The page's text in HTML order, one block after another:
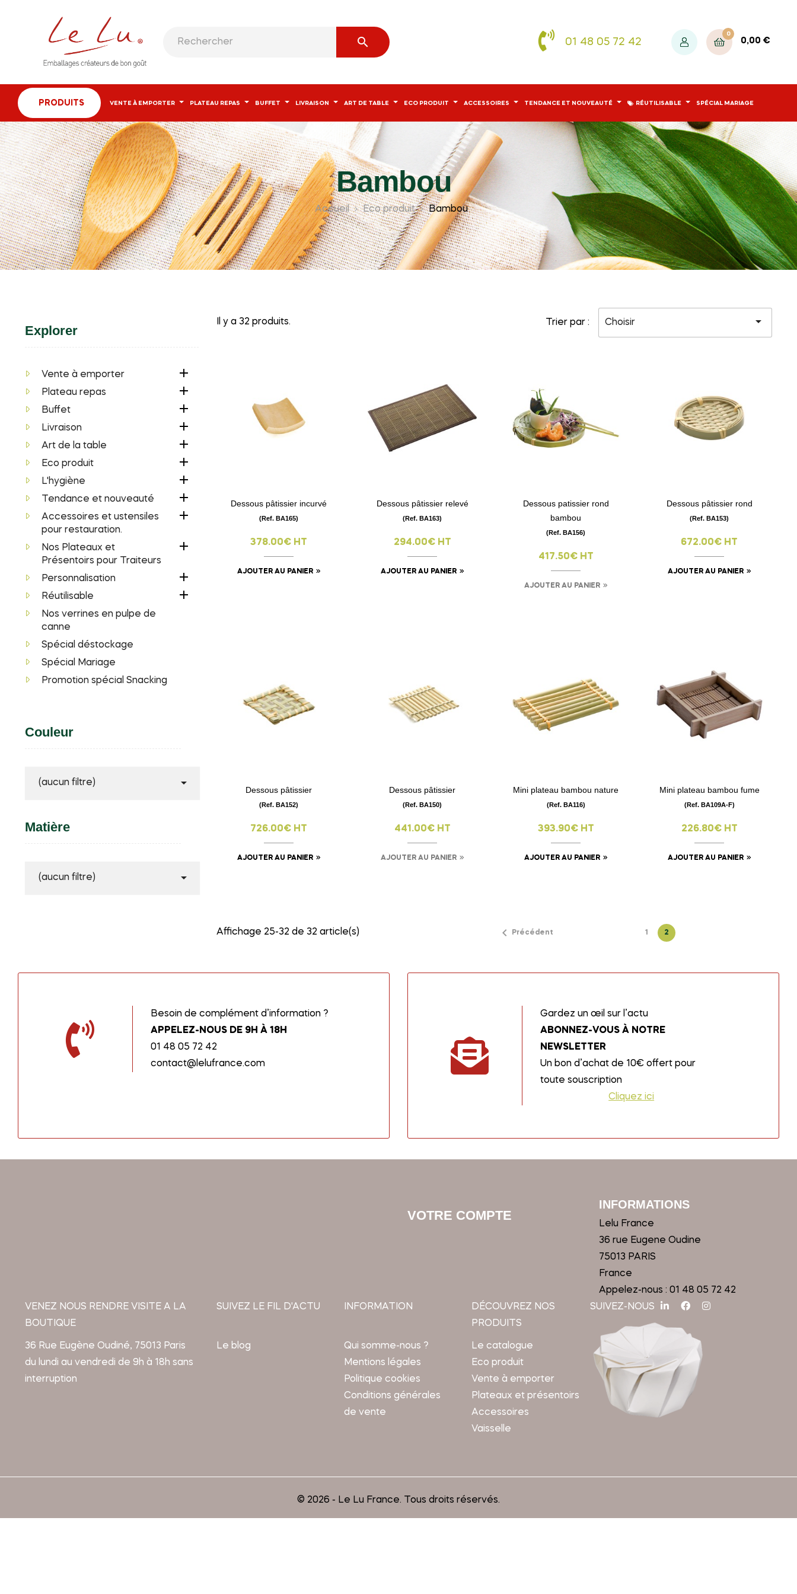
 01 48 05 72 42
0
0,00 €
PRODUITS VENTE À EMPORTER PLATEAU REPAS BUFFET LIVRAISON ART DE TABLE ECO PRODUIT ACCESSOIRES TENDANCE ET NOUVEAUTÉ RÉUTILISABLE SPÉCIAL MARIAGE
Bambou
Accueil Eco produit Bambou
Explorer
Vente à emporter 
Plateau repas 
Buffet 
Livraison 
Art de la table 
Eco produit 
L'hygiène 
Tendance et nouveauté 
Accessoires et ustensiles
pour restauration.

Nos Plateaux et
Présentoirs pour Traiteurs

Personnalisation 
Réutilisable 
Nos verrines en pulpe de
canne
Spécial déstockage
Spécial Mariage
Promotion spécial Snacking
Couleur
(aucun filtre) 
Matière
(aucun filtre) 
Il y a 32 produits. Trier par : Choisir 
Dessous pâtissier incurvé
(Ref. BA165)
378.00€ HT
AJOUTER AU PANIER
Dessous pâtissier relevé
(Ref. BA163)
294.00€ HT
AJOUTER AU PANIER
Dessous patissier rond
bambou
(Ref. BA156)
417.50€ HT
AJOUTER AU PANIER
Dessous pâtissier rond
(Ref. BA153)
672.00€ HT
AJOUTER AU PANIER
Dessous pâtissier
(Ref. BA152)
726.00€ HT
AJOUTER AU PANIER
Dessous pâtissier
(Ref. BA150)
441.00€ HT
AJOUTER AU PANIER
Mini plateau bambou nature
(Ref. BA116)
393.90€ HT
AJOUTER AU PANIER
Mini plateau bambou fume
(Ref. BA109A-F)
226.80€ HT
AJOUTER AU PANIER
Affichage 25-32 de 32 article(s)  Précédent 1 2
Besoin de complément d’information ?
APPELEZ-NOUS DE 9H À 18H
01 48 05 72 42
contact@lelufrance.com
Gardez un œil sur l’actu
ABONNEZ-VOUS À NOTRE
NEWSLETTER
Un bon d’achat de 10€ offert pour
toute souscription
Cliquez ici
VOTRE COMPTE
INFORMATIONS
Lelu France
36 rue Eugene Oudine
75013 PARIS
France
Appelez-nous : 01 48 05 72 42
VENEZ NOUS RENDRE VISITE A LA
BOUTIQUE
36 Rue Eugène Oudiné, 75013 Paris
du lundi au vendredi de 9h à 18h sans
interruption
SUIVEZ LE FIL D'ACTU
Le blog
INFORMATION
Qui somme-nous ?
Mentions légales
Politique cookies
Conditions générales
de vente
DÉCOUVREZ NOS
PRODUITS
Le catalogue
Eco produit
Vente à emporter
Plateaux et présentoirs
Accessoires
Vaisselle
SUIVEZ-NOUS
© 2026 - Le Lu France. Tous droits réservés.